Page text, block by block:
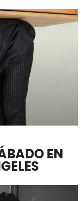
EN